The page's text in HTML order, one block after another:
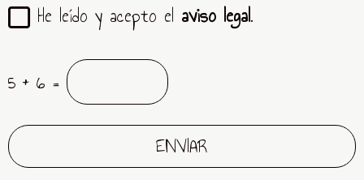
He leído y acepto el aviso legal.
5 + 6 =